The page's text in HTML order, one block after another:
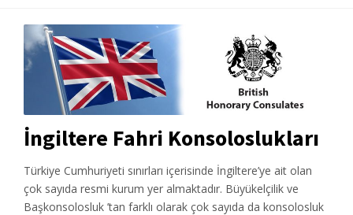
İngiltere Fahri Konsoloslukları
Türkiye Cumhuriyeti sınırları içerisinde İngiltere’ye ait olan
çok sayıda resmi kurum yer almaktadır. Büyükelçilik ve
Başkonsolosluk ’tan farklı olarak çok sayıda da konsolosluk